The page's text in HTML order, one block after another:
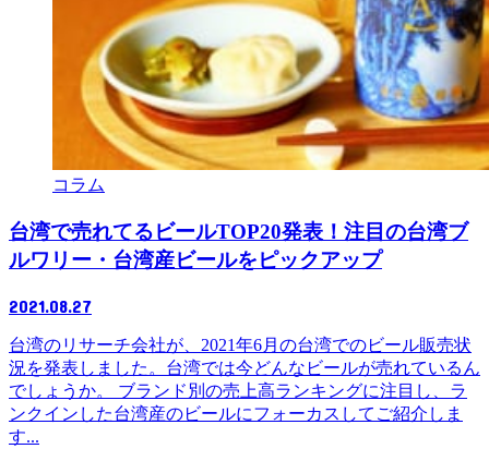
コラム
台湾で売れてるビールTOP20発表！注目の台湾ブ
ルワリー・台湾産ビールをピックアップ
2021.08.27
台湾のリサーチ会社が、2021年6月の台湾でのビール販売状
況を発表しました。台湾では今どんなビールが売れているん
でしょうか。 ブランド別の売上高ランキングに注目し、ラ
ンクインした台湾産のビールにフォーカスしてご紹介しま
す...